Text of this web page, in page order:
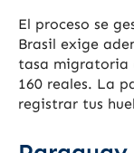
El proceso se
Brasil exige
tasa migratoria
160 reales. La
registrar tus